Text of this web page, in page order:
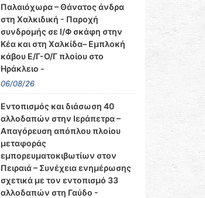
Παλαιόχωρα – Θάνατος άνδρα
στη Χαλκιδική - Παροχή
συνδρομής σε Ι/Φ σκάφη στην
Κέα και στη Χαλκίδα– Εμπλοκή
κάβου Ε/Γ-Ο/Γ πλοίου στο
Ηράκλειο -
06/08/26
Εντοπισμός και διάσωση 40
αλλοδαπών στην Ιεράπετρα –
Απαγόρευση απόπλου πλοίου
μεταφοράς
εμπορευματοκιβωτίων στον
Πειραιά – Συνέχεια ενημέρωσης
σχετικά με τον εντοπισμό 33
αλλοδαπών στη Γαύδο -